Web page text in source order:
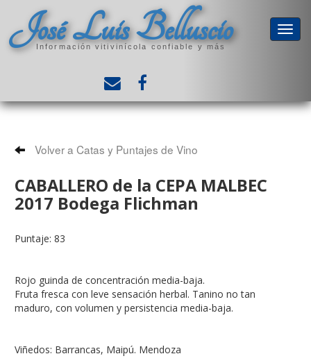
José Luis Belluscio
Información vitivinícola confiable y más
Volver a Catas y Puntajes de Vino
CABALLERO de la CEPA MALBEC
2017 Bodega Flichman
Puntaje: 83
Rojo guinda de concentración media-baja.
Fruta fresca con leve sensación herbal. Tanino no tan
maduro, con volumen y persistencia media-baja.
Viñedos: Barrancas, Maipú. Mendoza